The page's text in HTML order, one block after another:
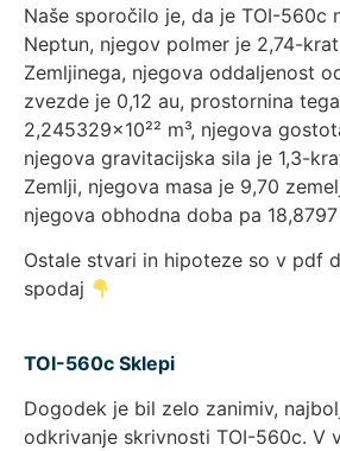
Naše sporočilo je, da je TOI-560c
Neptun, njegov polmer je 2,74-
Zemljinega, njegova oddaljenost
zvezde je 0,12 au, prostornina
2,245329×10²² m³, njegova
njegova gravitacijska sila je 1,3-
Zemlji, njegova masa je 9,70
njegova obhodna doba pa
Ostale stvari in hipoteze so v pdf
spodaj
TOI-560c Sklepi
Dogodek je bil zelo zanimiv,
odkrivanje skrivnosti TOI-560c. V